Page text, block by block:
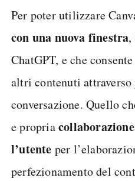
Per poter utilizzare
con una nuova finestra,
ChatGPT, e che
altri contenuti
conversazione. Quello
e propria
l’utente per
perfezionamento del